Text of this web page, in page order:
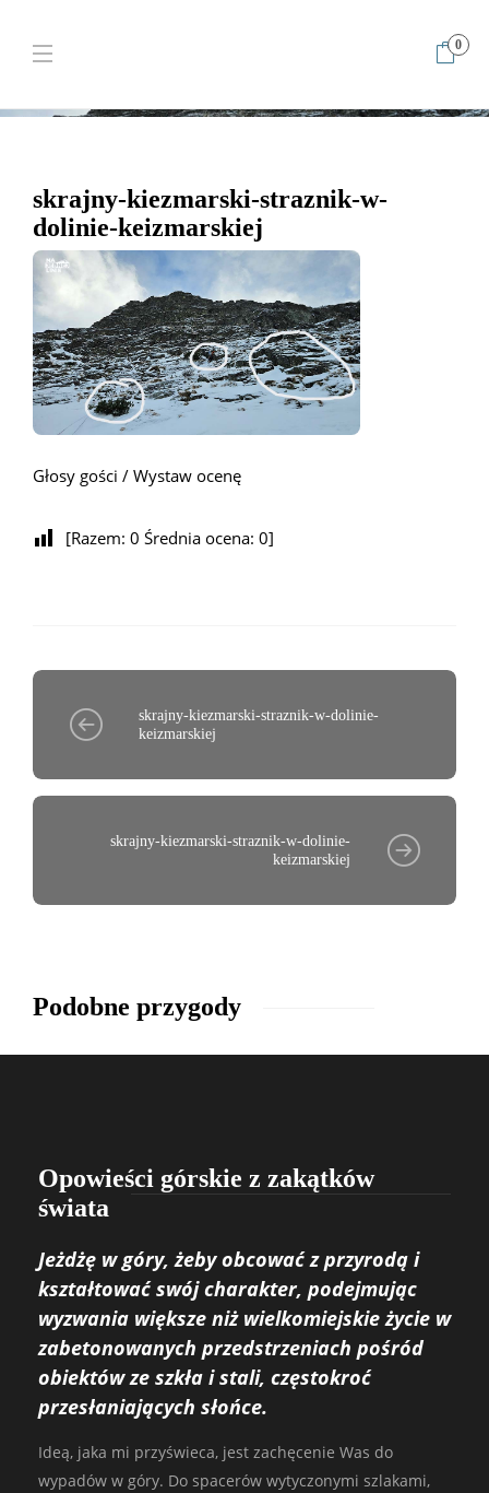
0
skrajny-kiezmarski-straznik-w-
dolinie-keizmarskiej
Głosy gości / Wystaw ocenę
[Razem: 0 Średnia ocena: 0]
skrajny-kiezmarski-straznik-w-dolinie-
keizmarskiej
skrajny-kiezmarski-straznik-w-dolinie-
keizmarskiej
Podobne przygody
Opowieści górskie z zakątków
świata
Jeżdżę w góry, żeby obcować z przyrodą i
kształtować swój charakter, podejmując
wyzwania większe niż wielkomiejskie życie w
zabetonowanych przedstrzeniach pośród
obiektów ze szkła i stali, częstokroć
przesłaniających słońce.
Ideą, jaka mi przyświeca, jest zachęcenie Was do
wypadów w góry. Do spacerów wytyczonymi szlakami,